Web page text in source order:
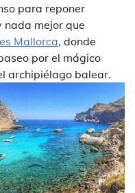
para reponer
nada mejor que
Mallorca, donde
por el mágico
archipiélago balear.